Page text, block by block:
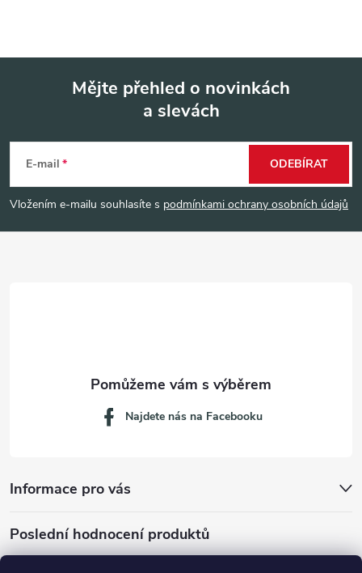
p
Mějte přehled o novinkách
a slevách
E-mail
Vložením e-mailu souhlasíte s podmínkami ochrany osobních údajů
ODEBÍRAT
Informace pro vás
Najdete nás na Facebooku
Poslední hodnocení produktů